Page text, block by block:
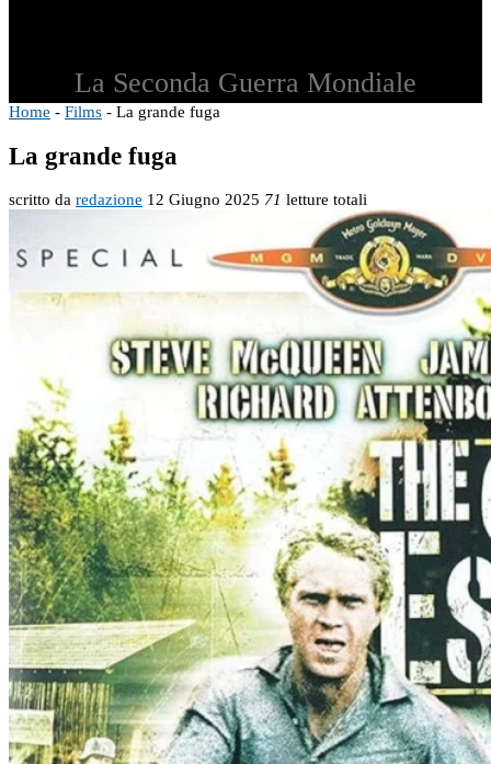
La Seconda Guerra Mondiale
Home - Films - La grande fuga
La grande fuga
scritto da redazione 12 Giugno 2025 71 letture totali